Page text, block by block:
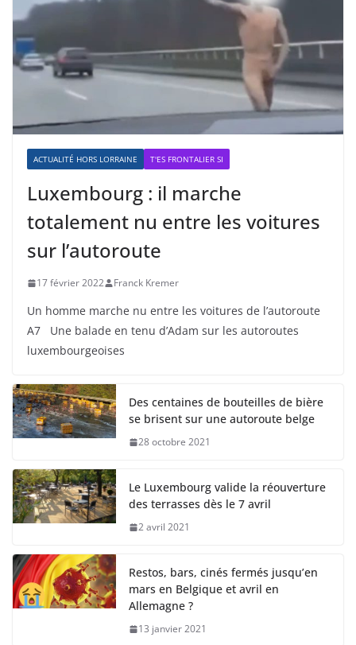
ACTUALITÉ HORS LORRAINE T'ES FRONTALIER SI
Luxembourg : il marche
totalement nu entre les voitures
sur l’autoroute
17 février 2022 Franck Kremer
Un homme marche nu entre les voitures de l’autoroute
A7 Une balade en tenu d’Adam sur les autoroutes
luxembourgeoises
Des centaines de bouteilles de bière
se brisent sur une autoroute belge
28 octobre 2021
Le Luxembourg valide la réouverture
des terrasses dès le 7 avril
2 avril 2021
Restos, bars, cinés fermés jusqu’en
mars en Belgique et avril en
Allemagne ?
13 janvier 2021